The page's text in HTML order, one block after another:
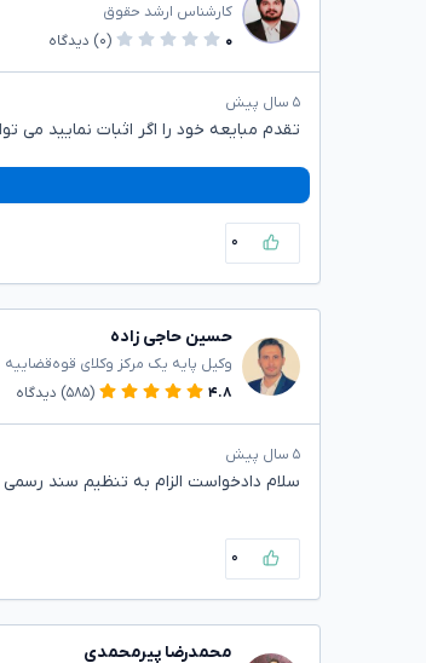
کارشناس ارشد حقوق
۰
(۰) دیدگاه
۵ سال پیش
تقدم مبایعه خود را اگر اثبات نمایید می
۰
حسین حاجی زاده
وکیل پایه یک مرکز وکلای قوه‌قضاییه
۴.۸
(۵۸۵) دیدگاه
۵ سال پیش
سلام دادخواست الزام به تنظیم سند رسمی
۰
محمدرضا پیرمحمدی